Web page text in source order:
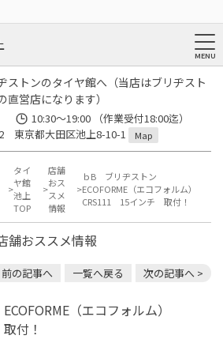
ストンのタイヤ館へ（当店はブリヂスト
直営店になります）
10:30～19:00 （作業受付18:00迄）
東京都大田区池上8-10-1
Map
タイ
ヤ館
池上
TOP
店舗
おス
スメ
情報
ｂB ブリヂストン
ECOFORME（エコフォルム）
CRS111 15インチ 取付！
舗おススメ情報
の記事へ 一覧へ戻る 次の記事へ >
（エコフォルム）
付！